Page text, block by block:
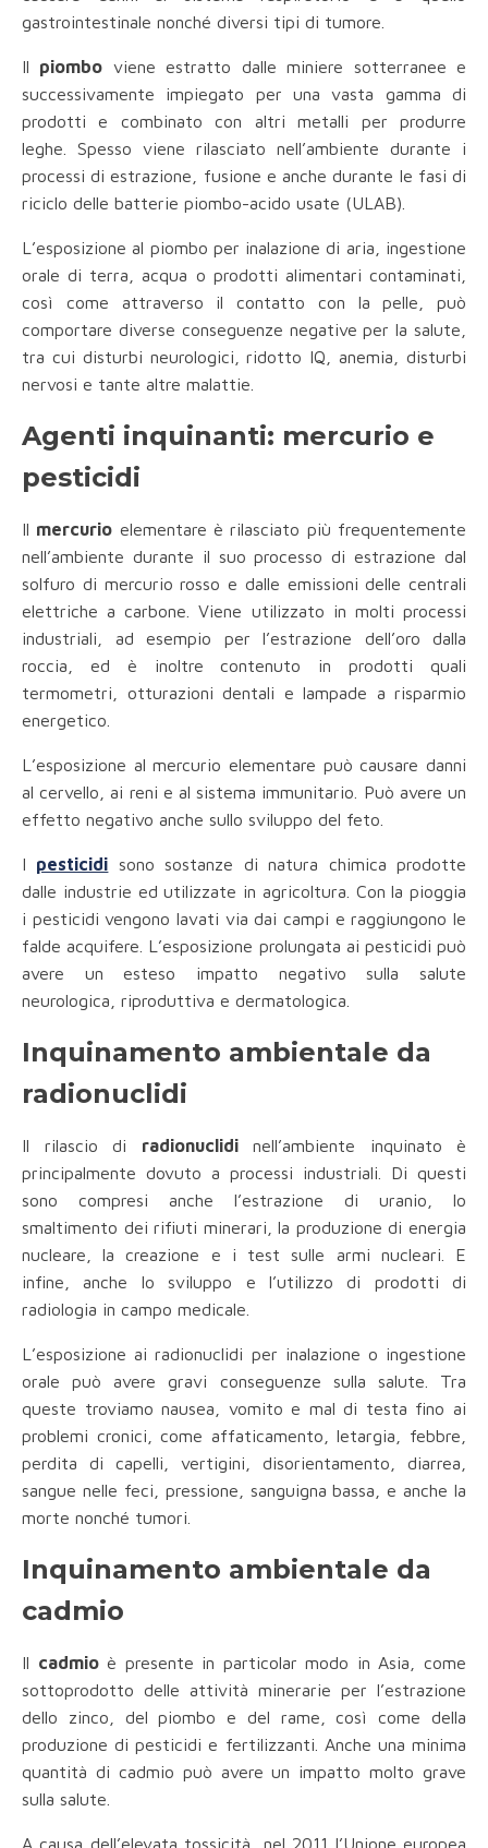
gastrointestinale nonché diversi tipi di tumore.
Il piombo viene estratto dalle miniere sotterranee e
successivamente impiegato per una vasta gamma di
prodotti e combinato con altri metalli per produrre
leghe. Spesso viene rilasciato nell’ambiente durante i
processi di estrazione, fusione e anche durante le fasi di
riciclo delle batterie piombo-acido usate (ULAB).
L’esposizione al piombo per inalazione di aria, ingestione
orale di terra, acqua o prodotti alimentari contaminati,
così come attraverso il contatto con la pelle, può
comportare diverse conseguenze negative per la salute,
tra cui disturbi neurologici, ridotto IQ, anemia, disturbi
nervosi e tante altre malattie.
Agenti inquinanti: mercurio e
pesticidi
Il mercurio elementare è rilasciato più frequentemente
nell’ambiente durante il suo processo di estrazione dal
solfuro di mercurio rosso e dalle emissioni delle centrali
elettriche a carbone. Viene utilizzato in molti processi
industriali, ad esempio per l’estrazione dell’oro dalla
roccia, ed è inoltre contenuto in prodotti quali
termometri, otturazioni dentali e lampade a risparmio
energetico.
L’esposizione al mercurio elementare può causare danni
al cervello, ai reni e al sistema immunitario. Può avere un
effetto negativo anche sullo sviluppo del feto.
I pesticidi sono sostanze di natura chimica prodotte
dalle industrie ed utilizzate in agricoltura. Con la pioggia
i pesticidi vengono lavati via dai campi e raggiungono le
falde acquifere. L’esposizione prolungata ai pesticidi può
avere un esteso impatto negativo sulla salute
neurologica, riproduttiva e dermatologica.
Inquinamento ambientale da
radionuclidi
Il rilascio di radionuclidinell’ambiente inquinato è
principalmente dovuto a processi industriali. Di questi
sono compresi anche l’estrazione di uranio, lo
smaltimento dei rifiuti minerari, la produzione di energia
nucleare, la creazione e i test sulle armi nucleari. E
infine, anche lo sviluppo e l’utilizzo di prodotti di
radiologia in campo medicale.
L’esposizione ai radionuclidi per inalazione o ingestione
orale può avere gravi conseguenze sulla salute. Tra
queste troviamo nausea, vomito e mal di testa fino ai
problemi cronici, come affaticamento, letargia, febbre,
perdita di capelli, vertigini, disorientamento, diarrea,
sangue nelle feci, pressione, sanguigna bassa, e anche la
morte nonché tumori.
Inquinamento ambientale da
cadmio
Il cadmioè presente in particolar modo in Asia, come
sottoprodotto delle attività minerarie per l’estrazione
dello zinco, del piombo e del rame, così come della
produzione di pesticidi e fertilizzanti. Anche una minima
quantità di cadmio può avere un impatto molto grave
sulla salute.
A causa dell’elevata tossicità, nel 2011 l’Unione europea